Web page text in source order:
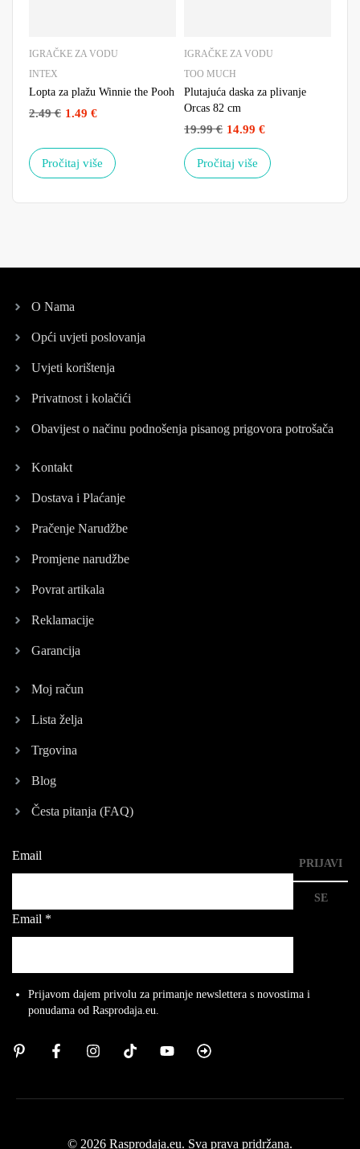
IGRAČKE ZA VODU
INTEX
Lopta za plažu Winnie the Pooh
2.49€ 1.49 €
Pročitaj više
IGRAČKE ZA VODU
TOO MUCH
Plutajuća daska za plivanje
Orcas 82 cm
19.99€ 14.99 €
Pročitaj više
O Nama
Opći uvjeti poslovanja
Uvjeti korištenja
Privatnost i kolačići
Obavijest o načinu podnošenja pisanog prigovora potrošača
Kontakt
Dostava i Plaćanje
Pračenje Narudžbe
Promjene narudžbe
Povrat artikala
Reklamacije
Garancija
Moj račun
Lista želja
Trgovina
Blog
Česta pitanja (FAQ)
Email
Email *
PRIJAVI
SE
Prijavom dajem privolu za primanje newslettera s novostima i
ponudama od Rasprodaja.eu.
© 2026 Rasprodaja.eu. Sva prava pridržana.